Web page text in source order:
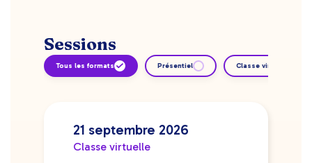
Sessions
Tous les formats Présentiel Classe virtuelle
21 septembre 2026
Classe virtuelle